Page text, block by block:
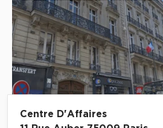
Centre D'Affaires